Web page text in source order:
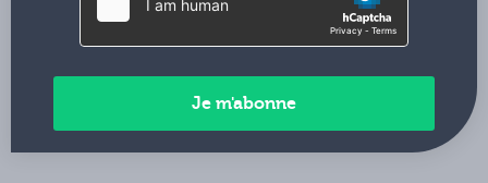
02 99 05 25 47
Contactez-nous